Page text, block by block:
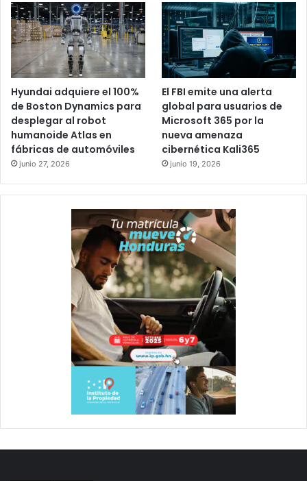
Hyundai adquiere el 100%
de Boston Dynamics para
desplegar al robot
humanoide Atlas en
fábricas de automóviles
junio 27, 2026
El FBI emite una alerta
global para usuarios de
Microsoft 365 por la
nueva amenaza
cibernética Kali365
junio 19, 2026